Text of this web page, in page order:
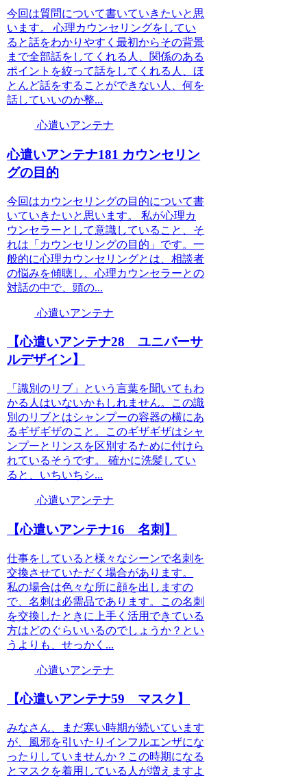
今回は質問について書いていきたいと思
います。 心理カウンセリングをしてい
ると話をわかりやすく最初からその背景
まで全部話をしてくれる人、関係のある
ポイントを絞って話をしてくれる人、ほ
とんど話をすることができない人、何を
話していいのか整...
心遣いアンテナ
心遣いアンテナ181 カウンセリン
グの目的
今回はカウンセリングの目的について書
いていきたいと思います。 私が心理カ
ウンセラーとして意識していること、そ
れは「カウンセリングの目的」です。一
般的に心理カウンセリングとは、相談者
の悩みを傾聴し、心理カウンセラーとの
対話の中で、頭の...
心遣いアンテナ
【心遣いアンテナ28 ユニバーサ
ルデザイン】
「識別のリブ」という言葉を聞いてもわ
かる人はいないかもしれません。この識
別のリブとはシャンプーの容器の横にあ
るギザギザのこと。このギザギザはシャ
ンプーとリンスを区別するために付けら
れているそうです。 確かに洗髪してい
ると、いちいちシ...
心遣いアンテナ
【心遣いアンテナ16 名刺】
仕事をしていると様々なシーンで名刺を
交換させていただく場合があります。
私の場合は色々な所に顔を出しますの
で、名刺は必需品であります。この名刺
を交換したときに上手く活用できている
方はどのぐらいいるのでしょうか？とい
うよりも、せっかく...
心遣いアンテナ
【心遣いアンテナ59 マスク】
みなさん、まだ寒い時期が続いています
が、風邪を引いたりインフルエンザにな
ったりしていませんか？この時期になる
とマスクを着用している人が増えますよ